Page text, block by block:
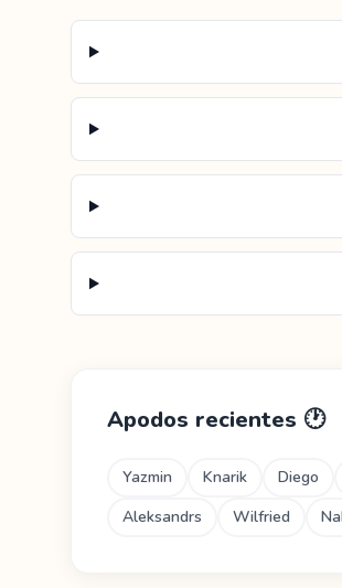
Apodos recientes 🕐
Yazmin Knarik Diego
Aleksandrs
Wilfried